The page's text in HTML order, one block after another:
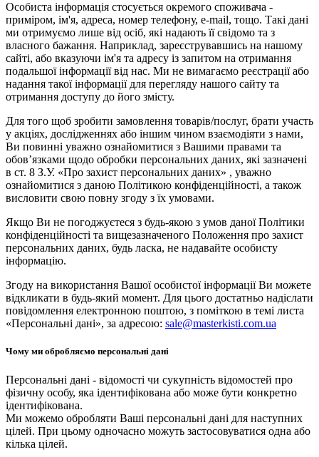
Особиста інформація стосується окремого споживача -
приміром, ім'я, адреса, номер телефону, e-mail, тощо. Такі дані
ми отримуємо лише від осіб, які надають її свідомо та з
власного бажання. Наприклад, зареєструвавшись на нашому
сайті, або вказуючи ім'я та адресу із запитом на отримання
подальшої інформації від нас. Ми не вимагаємо реєстрації або
надання такої інформації для перегляду нашого сайту та
отримання доступу до його змісту.
Для того щоб зробити замовлення товарів/послуг, брати участь
у акціях, дослідженнях або іншим чином взаємодіяти з нами,
Ви повинні уважно ознайомитися з Вашими правами та
обов’язками щодо обробки персональних даних, які зазначені
в ст. 8 З.У. «Про захист персональних даних» , уважно
ознайомитися з даною Політикою конфіденційності, а також
висловити свою повну згоду з їх умовами.
Якщо Ви не погоджуєтеся з будь-якою з умов даної Політики
конфіденційності та вищезазначеного Положення про захист
персональних даних, будь ласка, не надавайте особисту
інформацію.
Згоду на використання Вашої особистої інформації Ви можете
відкликати в будь-який момент. Для цього достатньо надіслати
повідомлення електронною поштою, з поміткою в темі листа
«Персональні дані», за адресою: sale@masterkisti.com.ua
Чому ми обробляємо персональні дані
Персональні дані - відомості чи сукупність відомостей про
фізичну особу, яка ідентифікована або може бути конкретно
ідентифікована.
Ми можемо обробляти Ваші персональні дані для наступних
цілей. При цьому одночасно можуть застосовуватися одна або
кілька цілей.